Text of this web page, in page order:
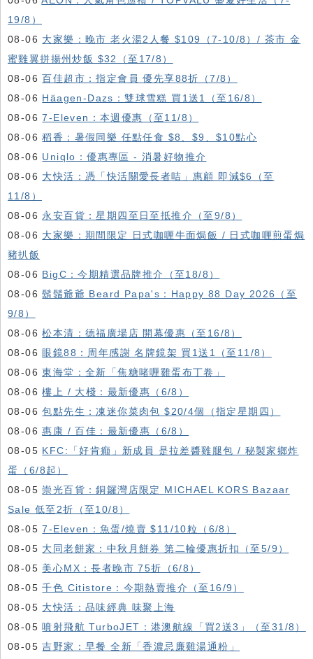
19/8）
08-06 大家樂：晚市 老火湯2人餐 $109（7-10/8）/ 茶市 金
蜜雞翼拼揚州炒飯 $32（至17/8）
08-06百佳超市：指定會員 優先享88折（7/8）
08-06 Häagen-Dazs ：雙球雪糕 買1送1（至16/8）
08-067-Eleven：本週優惠（至11/8）
08-06稻香：暑假同樂 任點任食 $8、$9、$10點心
08-06 Uniqlo：優惠專區 - 消暑好物推介
08-06 大快活：憑「快活關愛長者咭」惠顧 即減$6（至
11/8）
08-06 永安百貨：星期四至日至抵推介（至9/8）
08-06 大家樂：期間限定 日式咖喱牛面焗飯 / 日式咖喱煎蛋焗
豬扒飯
08-06 BigC：今期精選品牌推介（至18/8）
08-06鬍鬚爺爺 Beard Papa's：Happy 88 Day 2026（至
9/8）
08-06松本清：德福廣場店 開幕優惠（至16/8）
08-06 眼鏡88：周年感謝 名牌鏡架 買1送1（至11/8）
08-06東海堂：全新「焦糖啫喱雞蛋布丁卷」
08-06樓上 / 大棧：最新優惠（6/8）
08-06包點先生：凍迷你菜肉包 $20/4個（指定星期四）
08-06惠康 / 百佳：最新優惠（6/8）
08-05 KFC:「好肯癲」新成員 是拉差醬雞腿包 / 秘製家鄉炸
蛋（6/8起）
08-05崇光百貨：銅鑼灣店限定 MICHAEL KORS Bazaar
Sale 低至2折（至10/8）
08-057-Eleven：魚蛋/燒賣 $11/10粒（6/8）
08-05 大同老餅家：中秋月餅券 第二輪優惠折扣（至5/9）
08-05 美心MX：長者晚市 75折（6/8）
08-05千色 Citistore：今期熱賣推介（至16/9）
08-05 大快活：品味經典 味聚上海
08-05噴射飛航 TurboJET：港澳航線「買2送3」（至31/8）
08-05吉野家：早餐 全新「香濃忌廉雞湯通粉」